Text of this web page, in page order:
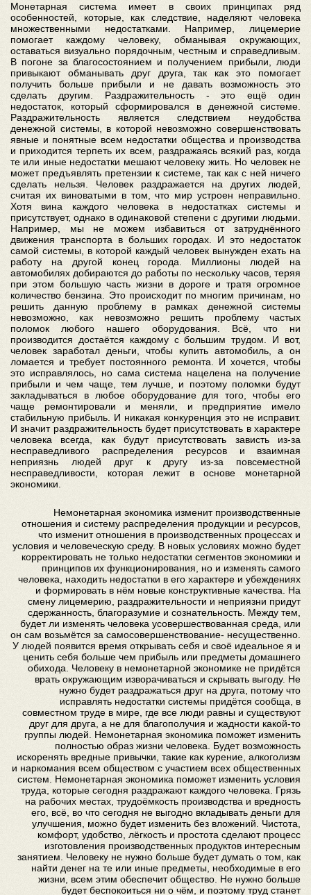
Монетарная система имеет в своих принципах ряд
особенностей, которые, как следствие, наделяют человека
множественными недостатками. Например, лицемерие
помогает каждому человеку, обманывая окружающих,
оставаться визуально порядочным, честным и справедливым.
В погоне за благосостоянием и получением прибыли, люди
привыкают обманывать друг друга, так как это помогает
получить больше прибыли и не давать возможность это
сделать другим. Раздражительность - это ещё один
недостаток, который сформировался в денежной системе.
Раздражительность является следствием неудобства
денежной системы, в которой невозможно совершенствовать
явные и понятные всем недостатки общества и производства
и приходится терпеть их всем, раздражаясь всякий раз, когда
те или иные недостатки мешают человеку жить. Но человек не
может предъявлять претензии к системе, так как с ней ничего
сделать нельзя. Человек раздражается на других людей,
считая их виноватыми в том, что мир устроен неправильно.
Хотя вина каждого человека в недостатках системы и
присутствует, однако в одинаковой степени с другими людьми.
Например, мы не можем избавиться от затруднённого
движения транспорта в больших городах. И это недостаток
самой системы, в которой каждый человек вынужден ехать на
работу на другой конец города. Миллионы людей на
автомобилях добираются до работы по нескольку часов, теряя
при этом большую часть жизни в дороге и тратя огромное
количество бензина. Это происходит по многим причинам, но
решить данную проблему в рамках денежной системы
невозможно, как невозможно решить проблему частых
поломок любого нашего оборудования. Всё, что ни
производится достаётся каждому с большим трудом. И вот,
человек заработал деньги, чтобы купить автомобиль, а он
ломается и требует постоянного ремонта. И хочется, чтобы
это исправлялось, но сама система нацелена на получение
прибыли и чем чаще, тем лучше, и поэтому поломки будут
закладываться в любое оборудование для того, чтобы его
чаще ремонтировали и меняли, и предприятие имело
стабильную прибыль. И никакая конкуренция это не исправит.
И значит раздражительность будет присутствовать в характере
человека всегда, как будут присутствовать зависть из-за
несправедливого распределения ресурсов и взаимная
неприязнь людей друг к другу из-за повсеместной
несправедливости, которая лежит в основе монетарной
экономики.
Немонетарная экономика изменит производственные
отношения и систему распределения продукции и ресурсов,
что изменит отношения в производственных процессах и
условия и человеческую среду. В новых условиях можно будет
корректировать не только недостатки сегментов экономики и
принципов их функционирования, но и изменять самого
человека, находить недостатки в его характере и убеждениях
и формировать в нём новые конструктивные качества. На
смену лицемерию, раздражительности и неприязни придут
сдержанность, благоразумие и сознательность. Между тем,
будет ли изменять человека усовершествованная среда, или
он сам возьмётся за самосовершенствование- несущественно.
У людей появится время открывать себя и своё идеальное я и
ценить себя больше чем прибыль или предметы домашнего
обихода. Человеку в немонетарной экономике не придётся
врать окружающим изворачиваться и скрывать выгоду. Не
нужно будет раздражаться друг на друга, потому что
исправлять недостатки системы придётся сообща, в
совместном труде в мире, где все люди равны и существуют
друг для друга, а не для благополучия и жадности какой-то
группы людей. Немонетарная экономика поможет изменить
полностью образ жизни человека. Будет возможность
искоренять вредные привычки, такие как курение, алкоголизм
и наркомания всем обществом с участием всех общественных
систем. Немонетарная экономика поможет изменить условия
труда, которые сегодня раздражают каждого человека. Грязь
на рабочих местах, трудоёмкость производства и вредность
его, всё, во что сегодня не выгодно вкладывать деньги для
улучшения, можно будет изменить без вложений. Чистота,
комфорт, удобство, лёгкость и простота сделают процесс
изготовления производственных продуктов интересным
занятием. Человеку не нужно больше будет думать о том, как
найти денег на те или иные предметы, необходимые в его
жизни, всем этим обеспечит общество. Не нужно больше
будет беспокоиться ни о чём, и поэтому труд станет